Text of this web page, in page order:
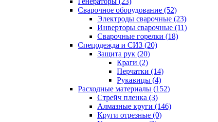
Сварочное оборудование (52)
Электроды сварочные (23)
Инверторы сварочные (11)
Сварочные горелки (18)
Спецодежда и СИЗ (20)
Защита рук (20)
Краги (2)
Перчатки (14)
Рукавицы (4)
Расходные материалы (152)
Стрейч пленка (3)
Алмазные круги (146)
Круги отрезные (0)